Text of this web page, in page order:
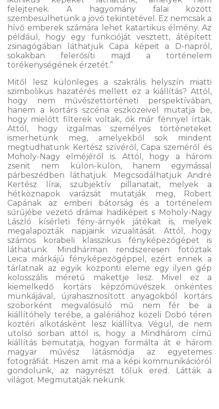
felejtenek. A hagyomány falai között
szembesülhetünk a jövő tekintetével. Ez nemcsak a
hívő emberek számára lehet katartikus élmény. Az
például, hogy egy funkcióját vesztett, átépített
zsinagógában láthatjuk Capa képeit a D-napról,
sokakban felerősíti majd a történelem
törékenységének érzetét.”
Mitől lesz különleges a szakrális helyszín miatti
szimbolikus hazatérés mellett ez a kiállítás? Attól,
hogy nem művészettörténeti perspektívában,
hanem a kortárs szcéna eszközeivel mutatja be,
hogy mielőtt filterek voltak, ők már fénnyel írtak.
Attól, hogy izgalmas személyes történeteket
ismerhetünk meg, amelyekből sok mindent
megtudhatunk Kertész szívéről, Capa szeméről és
Moholy-Nagy elméjéről is. Attól, hogy a három
zsenit nem külön-külön, hanem egymással
párbeszédben láthatjuk. Megcsodálhatjuk André
Kertész lírai, szubjektív pillanatait, melyek a
hétköznapok varázsát mutatják meg, Robert
Capának az emberi bátorság és a történelem
sűrűjébe vezető drámai hadiképeit s Moholy-Nagy
László kísérleti fény-árnyék játékait is, melyek
megalapozták napjaink vizualitását. Attól, hogy
számos korabeli klasszikus fényképezőgépet is
láthatunk. Mindhárman rendszeresen fotóztak
Leica márkájú fényképezőgéppel, ezért ennek a
tárlatnak az egyik központi eleme egy ilyen gép
kolosszális méretű makettje lesz. Mivel ez a
kiemelkedő kortárs képzőművészek önkéntes
munkájával, újrahasznosított anyagokból kortárs
szoborként megvalósuló mű nem fér be a
kiállítóhely terébe, a galériához közeli Dobó téren
köztéri alkotásként lesz kiállítva. Végül, de nem
utolsó sorban attól is, hogy a Mindhárom című
kiállítás bemutatja, hogyan formálta át e három
magyar művész látásmódja az egyetemes
fotográfiát. Hiszen amit ma a képi kommunikációról
gondolunk, az nagyrészt tőlük ered. Látták a
világot. Megmutatják nekünk.